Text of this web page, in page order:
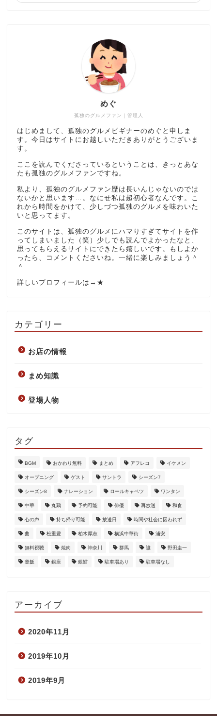
孤独のグルメファン｜管理人
めぐ
はじめまして、孤独のグルメビギナーのめぐと申しま
す。今日はサイトにお越しいただきありがとうございま
す。
ここを読んでくださっているということは、きっとあな
たも孤独のグルメファンですね。
私より、孤独のグルメファン歴は長いんじゃないのでは
ないかと思います…。なにせ私は超初心者なんです。こ
れから時間をかけて、少しづつ孤独のグルメを味わいた
いと思ってます。
このサイトは、孤独のグルメにハマりすぎてサイトを作
ってしまいました（笑）少しでも読んでよかったなと、
思ってもらえるサイトにできたら嬉しいです。もしよか
ったら、コメントくださいね。一緒に楽しみましょう＾
＾
詳しいプロフィールは→ ★
カテゴリー
お店の情報
まめ知識
登場人物
タグ
BGM おかわり無料 まとめ アフレコ イケメン
オープニング ゲスト サントラ シーズン7
シーズン8 ナレーション ロールキャベツ ワンタン
中華 丸鷄 予約可能 俳優 再放送 和食
心の声 持ち帰り可能 放送日 時間や社会に囚われず
曲 松重豊 柏木厚志 横浜中華街 浦安
無料視聴 焼肉 神奈川 群馬 誰 野田圭一
釜飯 銀座 銀鱈 駐車場あり 駐車場なし
アーカイブ
2020年11月
2019年10月
2019年9月